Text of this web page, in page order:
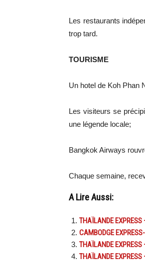
Les restaurants
trop tard.
TOURISME
Un hotel de Koh Phan
Les visiteurs se
une légende locale;
Bangkok Airways
Chaque semaine,
A Lire Aussi:
THAÏLANDE
CAMBODGE
THAÏLANDE
THAÏLANDE